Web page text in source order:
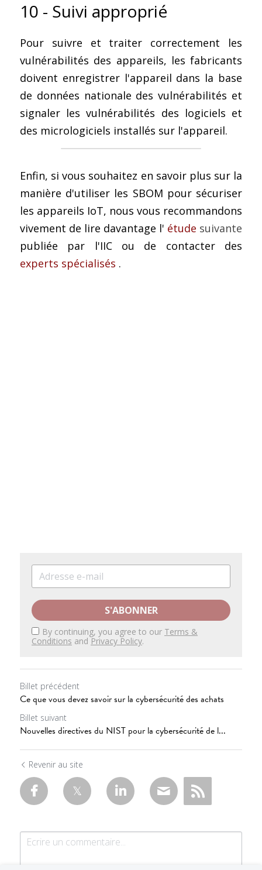
10 - Suivi approprié
Pour suivre et traiter correctement les
vulnérabilités des appareils, les fabricants
doivent enregistrer l'appareil dans la base
de données nationale des vulnérabilités et
signaler les vulnérabilités des logiciels et
des micrologiciels installés sur l'appareil.
Enfin, si vous souhaitez en savoir plus sur la
manière d'utiliser les SBOM pour sécuriser
les appareils IoT, nous vous recommandons
vivement de lire davantage l' étude
publiée par l'IIC
ou de contacter des
experts spécialisés .
S'ABONNER
By continuing, you agree to our Terms &
Conditions andPrivacy Policy.
Billet précédent
Ce que vous devez savoir sur la cybersécurité des achats
Billet suivant
Nouvelles directives du NIST pour la cybersécurité de l...
Revenir au site